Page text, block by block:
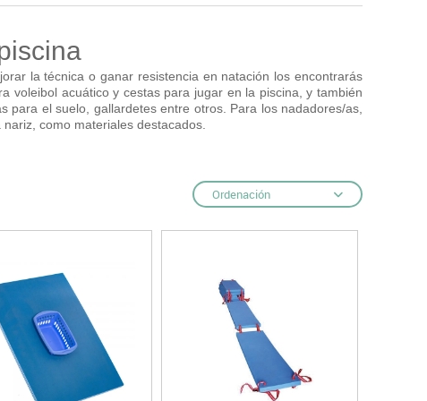
deportivos
Protección deportiva
Psicomotricidad
Deportes raqueta
la técnica o ganar resistencia en natación los encontrarás
voleibol acuático y cestas para jugar en la piscina, y también
para el suelo, gallardetes entre otros. Para los nadadores/as,
como materiales destacados.
Ordenación